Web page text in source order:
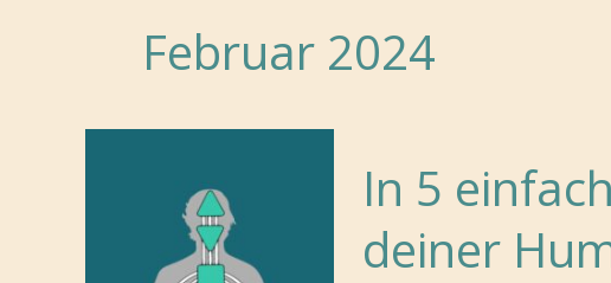
Februar 2024
In 5
deiner